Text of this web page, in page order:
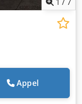
Appel